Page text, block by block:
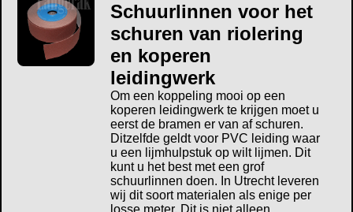
Schuurlinnen voor het
schuren van riolering
en koperen
leidingwerk
Om een koppeling mooi op een
koperen leidingwerk te krijgen moet u
eerst de bramen er van af schuren.
Ditzelfde geldt voor PVC leiding waar
u een lijmhulpstuk op wilt lijmen. Dit
kunt u het best met een grof
schuurlinnen doen. In Utrecht leveren
wij dit soort materialen als enige per